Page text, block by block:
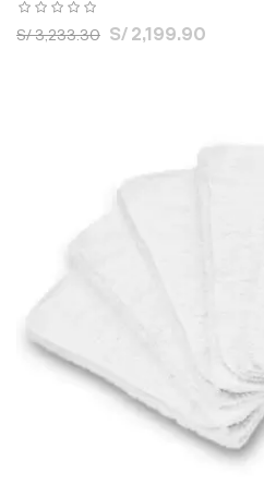
S/ 3,233.30 S/ 2,199.90